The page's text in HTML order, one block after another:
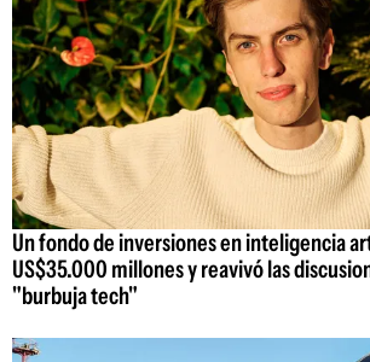
Un fondo de inversiones en inteligencia
US$35.000 millones y reavivó las
"burbuja tech"